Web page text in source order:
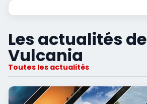
Les actualités de
Vulcania
Toutes les actualités